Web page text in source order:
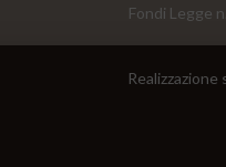
Fondi Legge
Realizzazione